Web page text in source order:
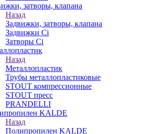
затворы, клапана
Назад
Задвижки, затворы, клапана
Задвижки Ci
Затворы Ci
Назад
Металлопластик
Трубы металлопластиковые
STOUT компрессионные
STOUT пресс
PRANDELLI
KALDE
Назад
Полипропилен KALDE